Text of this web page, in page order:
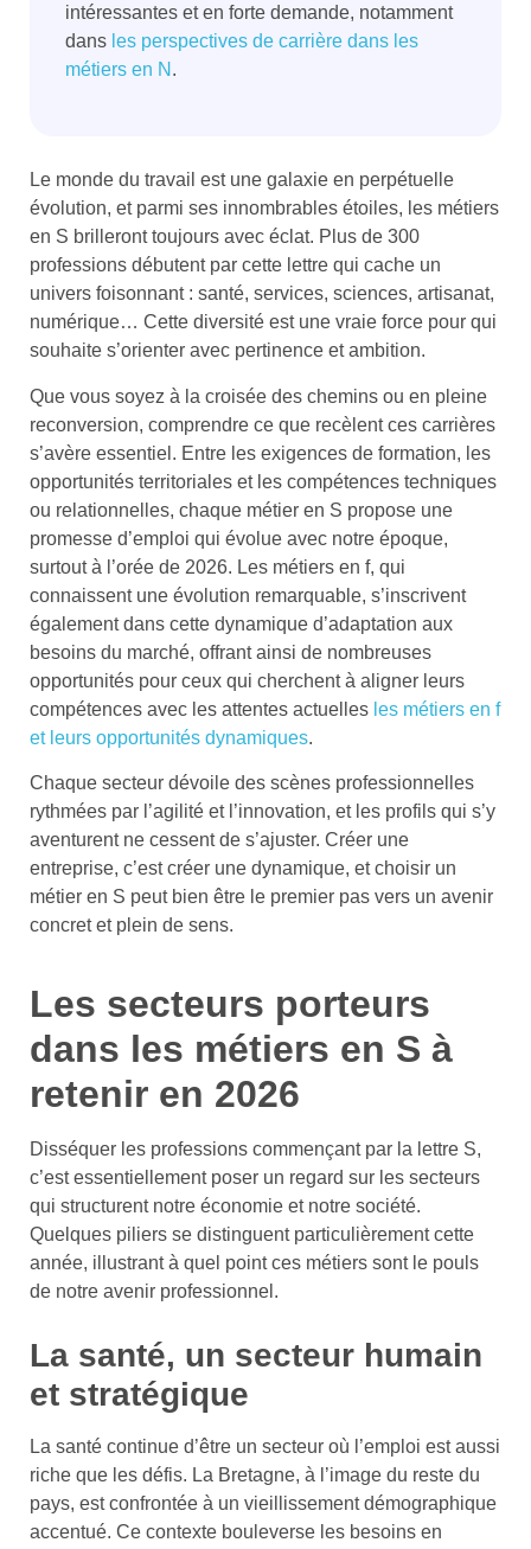
intéressantes et en forte demande, notamment
dans les perspectives de carrière dans les
métiers en N .
Le monde du travail est une galaxie en perpétuelle
évolution, et parmi ses innombrables étoiles, les métiers
en S brilleront toujours avec éclat. Plus de 300
professions débutent par cette lettre qui cache un
univers foisonnant : santé, services, sciences, artisanat,
numérique… Cette diversité est une vraie force pour qui
souhaite s’orienter avec pertinence et ambition.
Que vous soyez à la croisée des chemins ou en pleine
reconversion, comprendre ce que recèlent ces carrières
s’avère essentiel. Entre les exigences de formation, les
opportunités territoriales et les compétences techniques
ou relationnelles, chaque métier en S propose une
promesse d’emploi qui évolue avec notre époque,
surtout à l’orée de 2026. Les métiers en f, qui
connaissent une évolution remarquable, s’inscrivent
également dans cette dynamique d’adaptation aux
besoins du marché, offrant ainsi de nombreuses
opportunités pour ceux qui cherchent à aligner leurs
compétences avec les attentes actuelles les métiers en f
et leurs opportunités dynamiques.
Chaque secteur dévoile des scènes professionnelles
rythmées par l’agilité et l’innovation, et les profils qui s’y
aventurent ne cessent de s’ajuster. Créer une
entreprise, c’est créer une dynamique, et choisir un
métier en S peut bien être le premier pas vers un avenir
concret et plein de sens.
Les secteurs porteurs
dans les métiers en S à
retenir en 2026
Disséquer les professions commençant par la lettre S,
c’est essentiellement poser un regard sur les secteurs
qui structurent notre économie et notre société.
Quelques piliers se distinguent particulièrement cette
année, illustrant à quel point ces métiers sont le pouls
de notre avenir professionnel.
La santé, un secteur humain
et stratégique
La santé continue d’être un secteur où l’emploi est aussi
riche que les défis. La Bretagne, à l’image du reste du
pays, est confrontée à un vieillissement démographique
accentué. Ce contexte bouleverse les besoins en